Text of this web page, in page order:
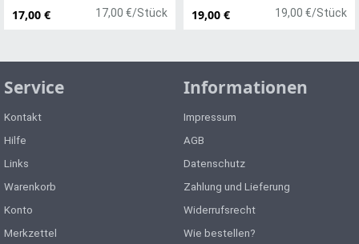
17,00 € 17,00 €/Stück 19,00 € 19,00 €/Stück
Service
Kontakt
Hilfe
Links
Warenkorb
Konto
Merkzettel
Informationen
Impressum
AGB
Datenschutz
Zahlung und Lieferung
Widerrufsrecht
Wie bestellen?